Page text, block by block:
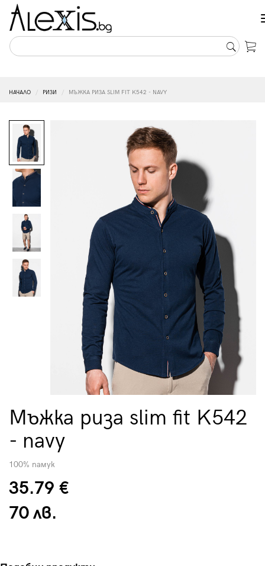
НАЧАЛО РИЗИ МЪЖКА РИЗА SLIM FIT K542 - NAVY
Мъжка риза slim fit K542
- navy
100% памук
35.79 €
70 лв.